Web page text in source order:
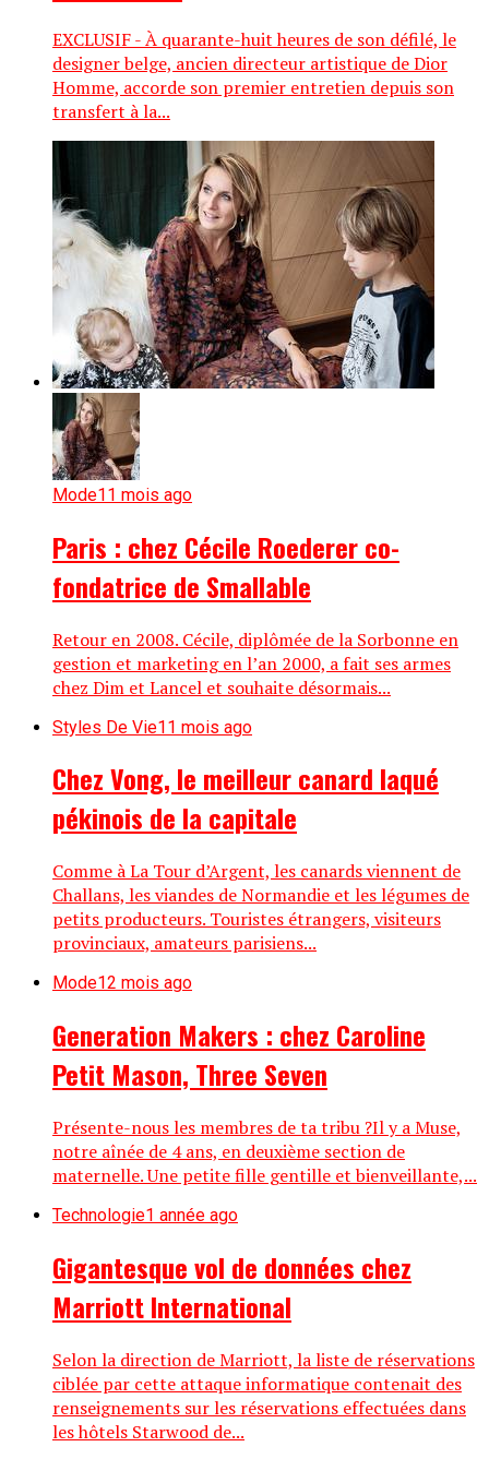
EXCLUSIF - À quarante-huit heures de son défilé, le
designer belge, ancien directeur artistique de Dior
Homme, accorde son premier entretien depuis son
transfert à la...
Mode11 mois ago
Paris : chez Cécile Roederer co-
fondatrice de Smallable
Retour en 2008. Cécile, diplômée de la Sorbonne en
gestion et marketing en l’an 2000, a fait ses armes
chez Dim et Lancel et souhaite désormais...
Styles De Vie11 mois ago
Chez Vong, le meilleur canard laqué
pékinois de la capitale
Comme à La Tour d’Argent, les canards viennent de
Challans, les viandes de Normandie et les légumes de
petits producteurs. Touristes étrangers, visiteurs
provinciaux, amateurs parisiens...
Mode12 mois ago
Generation Makers : chez Caroline
Petit Mason, Three Seven
Présente-nous les membres de ta tribu ?Il y a Muse,
notre aînée de 4 ans, en deuxième section de
maternelle. Une petite fille gentille et bienveillante,...
Technologie1 année ago
Gigantesque vol de données chez
Marriott International
Selon la direction de Marriott, la liste de réservations
ciblée par cette attaque informatique contenait des
renseignements sur les réservations effectuées dans
les hôtels Starwood de...